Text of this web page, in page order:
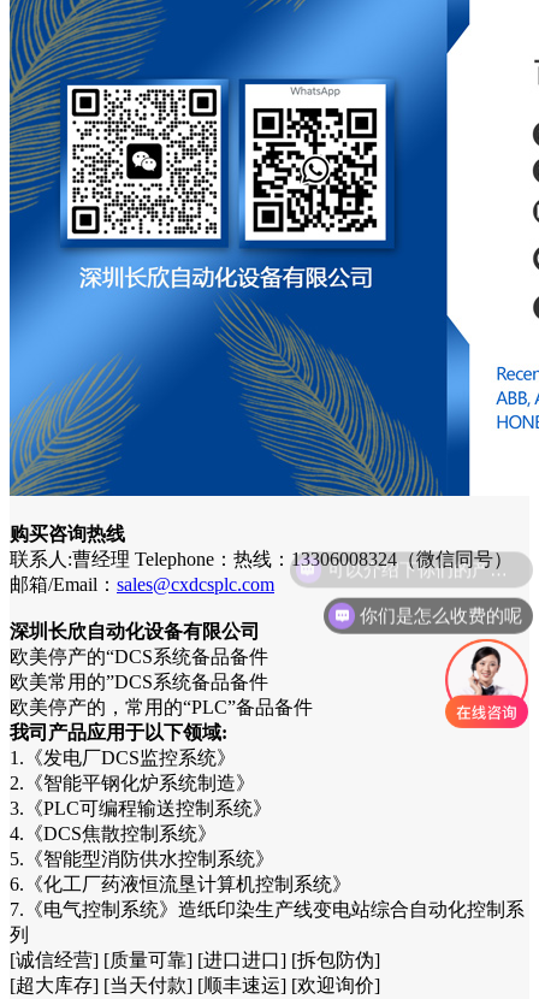
购买咨询热线
联系人:曹经理 Telephone：热线：13306008324（微信同号）
邮箱/Email： sales@cxdcsplc.com
深圳长欣自动化设备有限公司
欧美停产的“DCS系统备品备件
欧美常用的”DCS系统备品备件
欧美停产的，常用的“PLC”备品备件
我司产品应用于以下领域:
1.《发电厂DCS监控系统》
2.《智能平钢化炉系统制造》
3.《PLC可编程输送控制系统》
4.《DCS焦散控制系统》
5.《智能型消防供水控制系统》
6.《化工厂药液恒流垦计算机控制系统》
7.《电气控制系统》造纸印染生产线变电站综合自动化控制系
列
[诚信经营] [质量可靠] [进口进口] [拆包防伪]
[超大库存] [当天付款] [顺丰速运] [欢迎询价]
你们是怎么收费的呢